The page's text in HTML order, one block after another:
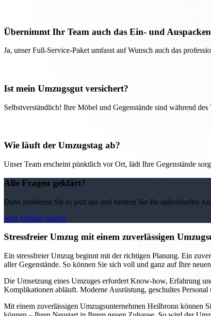
Übernimmt Ihr Team auch das Ein- und
Ja, unser Full-Service-Paket umfasst auf Wunsch auch das
Ist mein Umzugsgut versichert?
Selbstverständlich! Ihre Möbel und Gegenstände sind während des
Wie läuft der Umzugstag ab?
Unser Team erscheint pünktlich vor Ort, lädt Ihre Gegenstände
Alle Fragen geklärt?
Dann probieren Sie es jetzt aus und fordern Sie Ihr individuelles
Jetzt Anfrage starten
Stressfreier Umzug mit einem zuverlässigen
Ein stressfreier Umzug beginnt mit der richtigen Planung. Ein
aller Gegenstände. So können Sie sich voll und ganz auf Ihre
Die Umsetzung eines Umzuges erfordert Know-how, Erfahrung
Komplikationen abläuft. Moderne Ausrüstung, geschultes
Mit einem zuverlässigen Umzugsunternehmen Heilbronn können